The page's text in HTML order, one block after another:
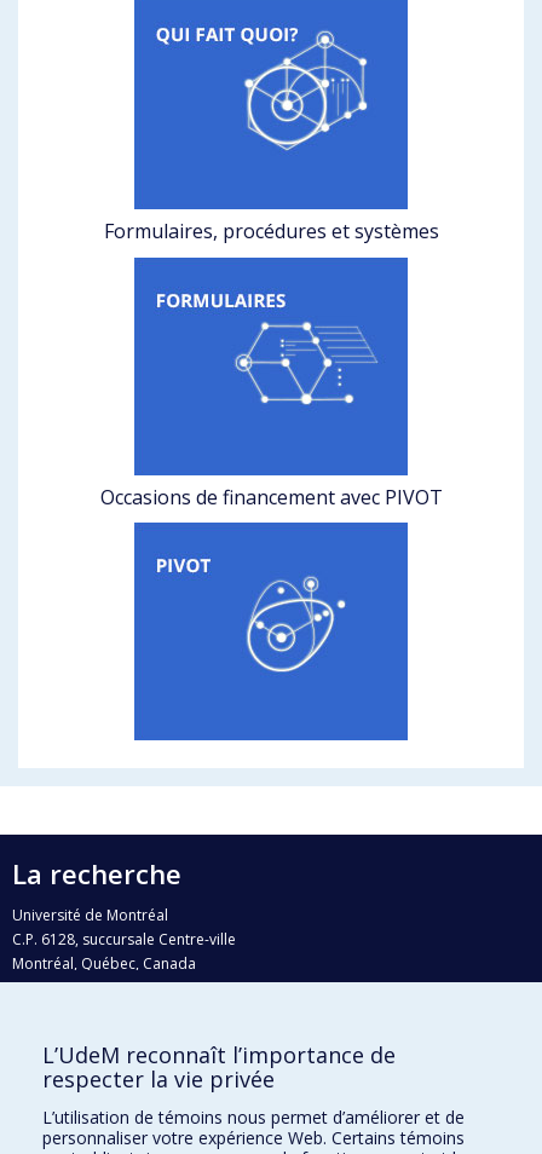
Formulaires, procédures et systèmes
Occasions de financement avec PIVOT
La recherche
Université de Montréal
C.P. 6128, succursale Centre-ville
Montréal, Québec, Canada
H3C 3J7
Qui fait quoi?
Nous trouver
L’UdeM reconnaît l’importance de
respecter la vie privée
L’utilisation de témoins nous permet d’améliorer et de
personnaliser votre expérience Web. Certains témoins